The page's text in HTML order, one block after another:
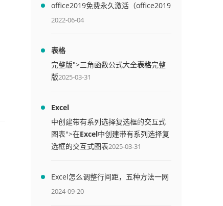
office2019免费永久激活（office2019
免费永久激活码）
2022-06-04
表格
完整版">三角函数公式大全表格完整
版2025-03-31
Excel
中创建带有系列选择复选框的交互式
图表">在Excel中创建带有系列选择复
选框的交互式图表2025-03-31
Excel怎么调整行间距，五种方法一网
打尽
2024-09-20